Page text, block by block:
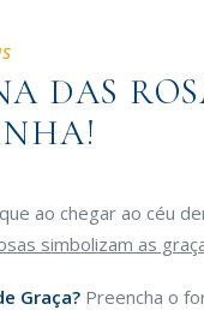
DAS
ao chegar ao céu
simbolizam as
Graça?Preencha o